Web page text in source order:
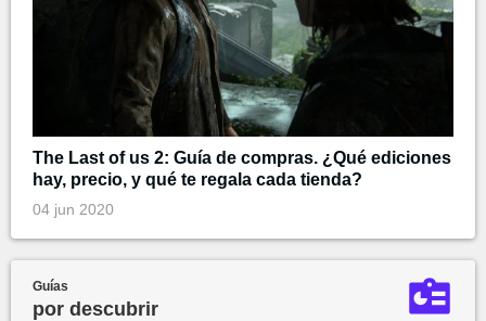
The Last of us 2: Guía de compras. ¿Qué ediciones
hay, precio, y qué te regala cada tienda?
04 jun 2020
Guías
por descubrir